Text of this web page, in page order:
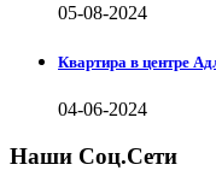
05-08-2024
Квартира в центре
04-06-2024
Наши Соц.Сети